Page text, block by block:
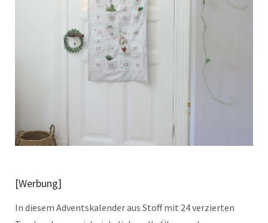
[Werbung]
In diesem Adventskalender aus Stoff mit 24 verzierten